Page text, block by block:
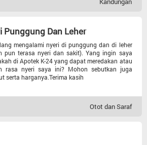
Punggung Dan Leher
mengalami nyeri di punggung dan di leher
pun terasa nyeri dan sakit). Yang ingin saya
di Apotek K-24 yang dapat meredakan atau
rasa nyeri saya ini? Mohon sebutkan juga
serta harganya.Terima kasih
Otot dan Saraf